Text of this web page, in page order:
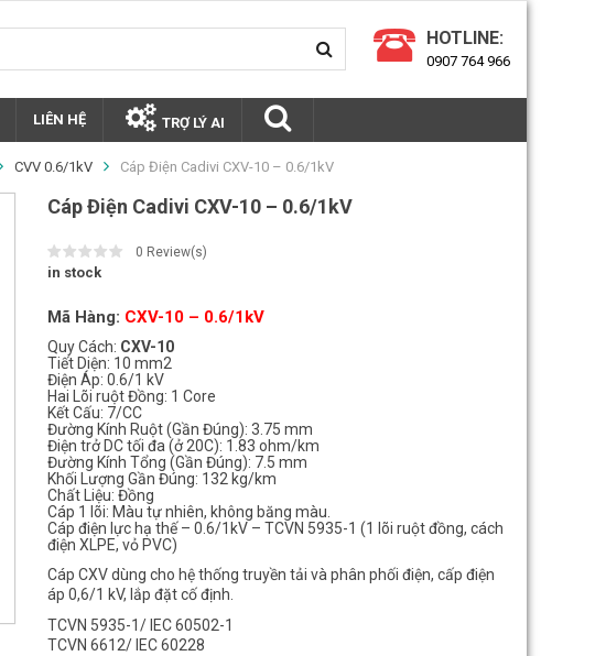
HOTLINE:
0907 764 966
LIÊN HỆ TRỢ LÝ AI
CVV 0.6/1kV Cáp Điện Cadivi CXV-10 – 0.6/1kV
Cáp Điện Cadivi CXV-10 – 0.6/1kV
0 Review(s)
in stock
Mã Hàng: CXV-10 – 0.6/1kV
Quy Cách: CXV-10
Tiết Diện: 10 mm2
Điện Áp: 0.6/1 kV
Hai Lõi ruột Đồng: 1 Core
Kết Cấu: 7/CC
Đường Kính Ruột (Gần Đúng): 3.75 mm
Điện trở DC tối đa (ở 20C): 1.83 ohm/km
Đường Kính Tổng (Gần Đúng): 7.5 mm
Khối Lượng Gần Đúng: 132 kg/km
Chất Liệu: Đồng
Cáp 1 lõi: Màu tự nhiên, không băng màu.
Cáp điện lực hạ thế – 0.6/1kV – TCVN 5935-1 (1 lõi ruột đồng, cách
điện XLPE, vỏ PVC)
Cáp CXV dùng cho hệ thống truyền tải và phân phối điện, cấp điện
áp 0,6/1 kV, lắp đặt cố định.
TCVN 5935-1/ IEC 60502-1
TCVN 6612/ IEC 60228